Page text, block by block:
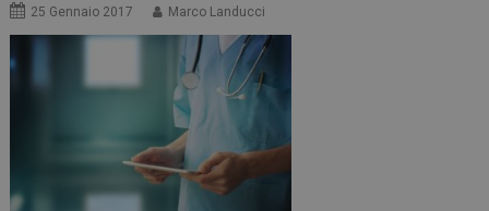
25 Gennaio 2017 Marco Landucci